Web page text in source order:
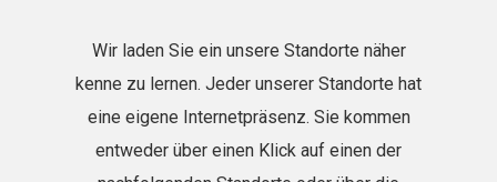
Wir laden Sie ein unsere Standorte näher
kenne zu lernen. Jeder unserer Standorte hat
eine eigene Internetpräsenz. Sie kommen
entweder über einen Klick auf einen der